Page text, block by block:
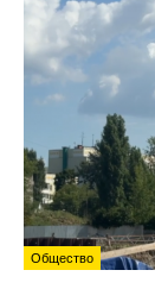
Общество